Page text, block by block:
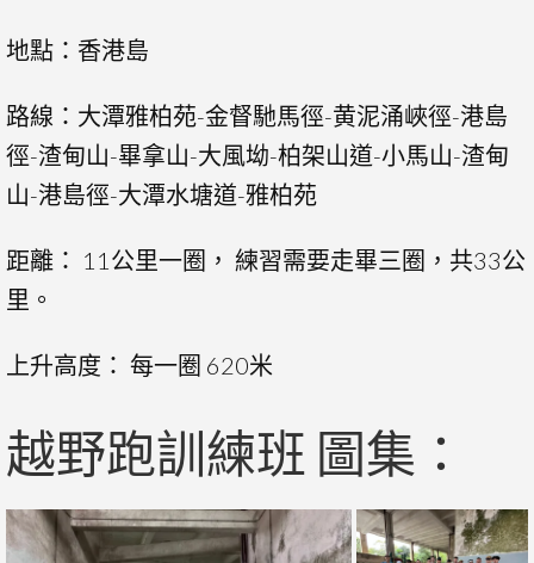
地點：香港島
路線：大潭雅柏苑-金督馳馬徑-黄泥涌峽徑-港島
徑-渣甸山-畢拿山-大風坳-柏架山道-小馬山-渣甸
山-港島徑-大潭水塘道-雅柏苑
距離： 11公里一圈， 練習需要走畢三圈，共33公
里。
上升高度： 每一圈 620米
越野跑訓練班 圖集：